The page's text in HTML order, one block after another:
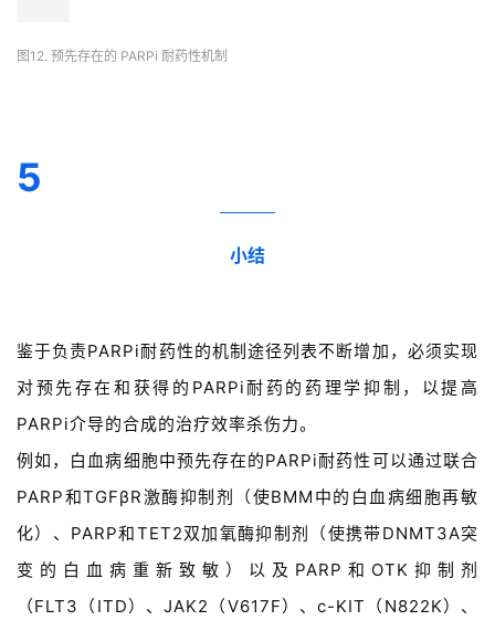
图12. 预先存在的 PARPi 耐药性机制
5
小结
鉴于负责PARPi耐药性的机制途径列表不断增加，必须实现
对预先存在和获得的PARPi耐药的药理学抑制，以提高
PARPi介导的合成的治疗效率杀伤力。
例如，白血病细胞中预先存在的PARPi耐药性可以通过联合
PARP和TGFβR激酶抑制剂（使BMM中的白血病细胞再敏
化）、PARP和TET2双加氧酶抑制剂（使携带DNMT3A突
变的白血病重新致敏）以及PARP和OTK抑制剂
（FLT3（ITD）、JAK2（V617F）、c-KIT（N822K）、